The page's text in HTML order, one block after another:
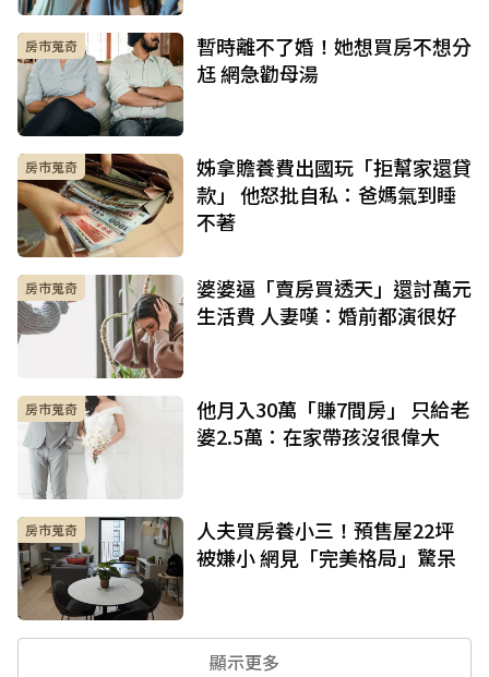
房市蒐奇
暫時離不了婚！她想買房不想分
尪 網急勸母湯
房市蒐奇
姊拿贍養費出國玩「拒幫家還貸
款」 他怒批自私：爸媽氣到睡
不著
房市蒐奇
婆婆逼「賣房買透天」還討萬元
生活費 人妻嘆：婚前都演很好
房市蒐奇
他月入30萬「賺7間房」 只給老
婆2.5萬：在家帶孩沒很偉大
房市蒐奇
人夫買房養小三！預售屋22坪
被嫌小 網見「完美格局」驚呆
顯示更多